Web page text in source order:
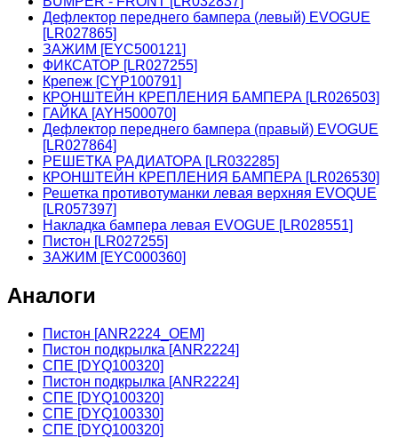
Дефлектор переднего бампера (левый) EVOGUE
[LR027865]
ЗАЖИМ [EYC500121]
ФИКСАТОР [LR027255]
Крепеж [CYP100791]
КРОНШТЕЙН КРЕПЛЕНИЯ БАМПЕРА [LR026503]
ГАЙКА [AYH500070]
Дефлектор переднего бампера (правый) EVOGUE
[LR027864]
РЕШЕТКА РАДИАТОРА [LR032285]
КРОНШТЕЙН КРЕПЛЕНИЯ БАМПЕРА [LR026530]
Решетка противотуманки левая верхняя EVOQUE
[LR057397]
Накладка бампера левая EVOGUE [LR028551]
Пистон [LR027255]
ЗАЖИМ [EYC000360]
Аналоги
Пистон [ANR2224_OEM]
Пистон подкрылка [ANR2224]
СПЕ [DYQ100320]
Пистон подкрылка [ANR2224]
СПЕ [DYQ100320]
СПЕ [DYQ100330]
СПЕ [DYQ100320]